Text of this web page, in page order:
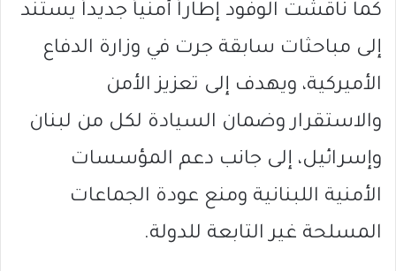
كما ناقشت الوفود إطاراً أمنياً جديداً يستند
إلى مباحثات سابقة جرت في وزارة الدفاع
الأميركية، ويهدف إلى تعزيز الأمن
والاستقرار وضمان السيادة لكل من لبنان
وإسرائيل، إلى جانب دعم المؤسسات
الأمنية اللبنانية ومنع عودة الجماعات
المسلحة غير التابعة للدولة.